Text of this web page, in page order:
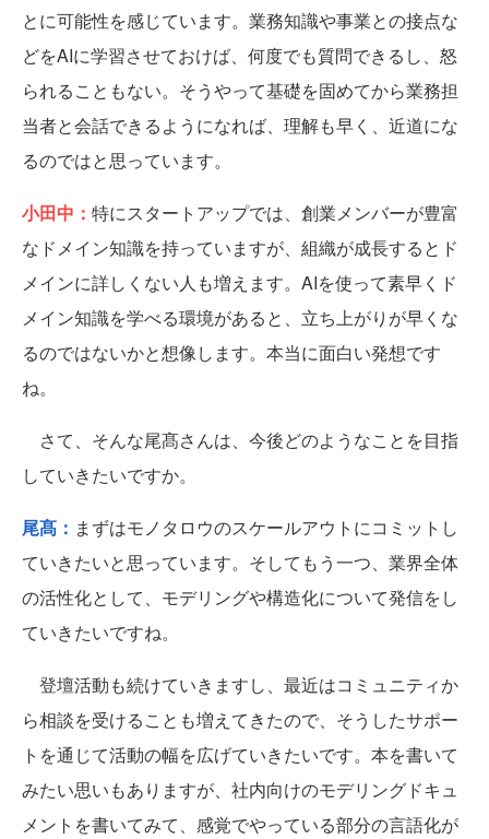
とに可能性を感じています。業務知識や事業との接点な
どをAIに学習させておけば、何度でも質問できるし、怒
られることもない。そうやって基礎を固めてから業務担
当者と会話できるようになれば、理解も早く、近道にな
るのではと思っています。
小田中： 特にスタートアップでは、創業メンバーが豊富
なドメイン知識を持っていますが、組織が成長するとド
メインに詳しくない人も増えます。AIを使って素早くド
メイン知識を学べる環境があると、立ち上がりが早くな
るのではないかと想像します。本当に面白い発想です
ね。
さて、そんな尾髙さんは、今後どのようなことを目指
していきたいですか。
尾髙： まずはモノタロウのスケールアウトにコミットし
ていきたいと思っています。そしてもう一つ、業界全体
の活性化として、モデリングや構造化について発信をし
ていきたいですね。
登壇活動も続けていきますし、最近はコミュニティか
ら相談を受けることも増えてきたので、そうしたサポー
トを通じて活動の幅を広げていきたいです。本を書いて
みたい思いもありますが、社内向けのモデリングドキュ
メントを書いてみて、感覚でやっている部分の言語化が